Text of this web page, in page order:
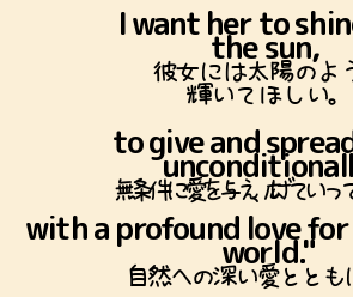
I want her to
the sun,
彼女には太陽のよ
輝いてほしい。
to give and
無条件に愛を与え、広げていっ
with a profound love
world."
自然への深い愛ととも